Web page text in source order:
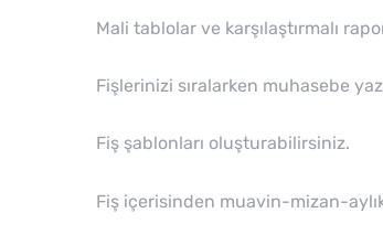
Mali tablolar ve karşılaştırmalı
Fişlerinizi sıralarken muhasebe
Fiş şablonları oluşturabilirsiniz.
Fiş içerisinden muavin-mizan-